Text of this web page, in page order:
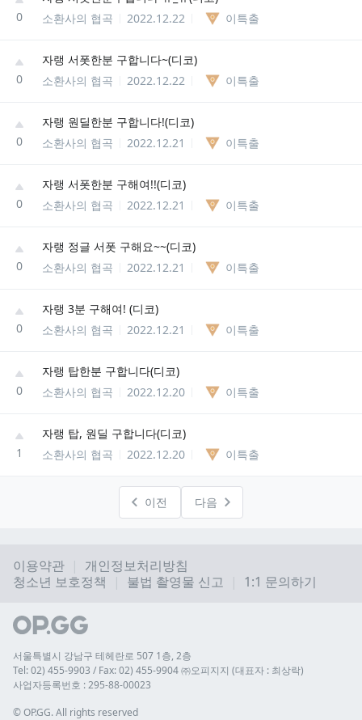
0
소환사의 협곡
2022.12.22 이특출
0
자랭 서폿한분 구합니다~(디코)
소환사의 협곡
2022.12.22 이특출
0
자랭 원딜한분 구합니다!(디코)
소환사의 협곡
2022.12.21 이특출
0
자랭 서폿한분 구해여!!(디코)
소환사의 협곡
2022.12.21 이특출
0
자랭 정글 서폿 구해요~~(디코)
소환사의 협곡
2022.12.21 이특출
0
자랭 3분 구해여! (디코)
소환사의 협곡
2022.12.21 이특출
0
자랭 탑한분 구합니다(디코)
소환사의 협곡
2022.12.20 이특출
1
자랭 탑, 원딜 구합니다(디코)
소환사의 협곡
2022.12.20 이특출
이전 다음
이용약관
개인정보처리방침
청소년 보호정책
불법 촬영물 신고 1:1 문의하기
서울특별시 강남구 테헤란로 507 1층, 2층
Tel: 02) 455-9903 / Fax: 02) 455-9904 ㈜오피지지 (대표자 : 최상락)
사업자등록번호 : 295-88-00023
© OP.GG. All rights reserved